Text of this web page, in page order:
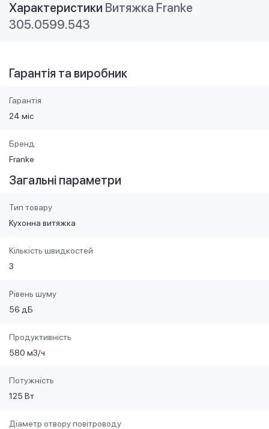
Характеристики Витяжка Franke
305.0599.543
Гарантія та виробник
Гарантія
24 міс
Бренд
Franke
Загальні параметри
Тип товару
Кухонна витяжка
Кількість швидкостей
3
Рівень шуму
56 дБ
Продуктивність
580 м3/ч
Потужність
125 Вт
Діаметр отвору повітроводу